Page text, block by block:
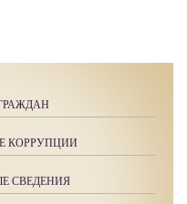
КОРРУПЦИИ
СВЕДЕНИЯ